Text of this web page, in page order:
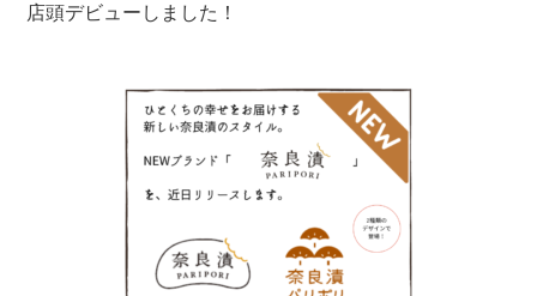
店頭デビューしました！